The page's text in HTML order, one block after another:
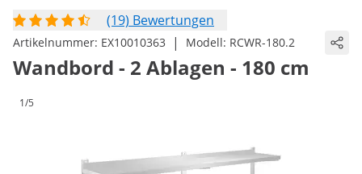
(19) Bewertungen
Artikelnummer: EX10010363 | Modell: RCWR-180.2
Wandbord - 2 Ablagen - 180 cm
1/5